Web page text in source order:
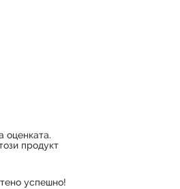
оценката.
продукт
успешно!